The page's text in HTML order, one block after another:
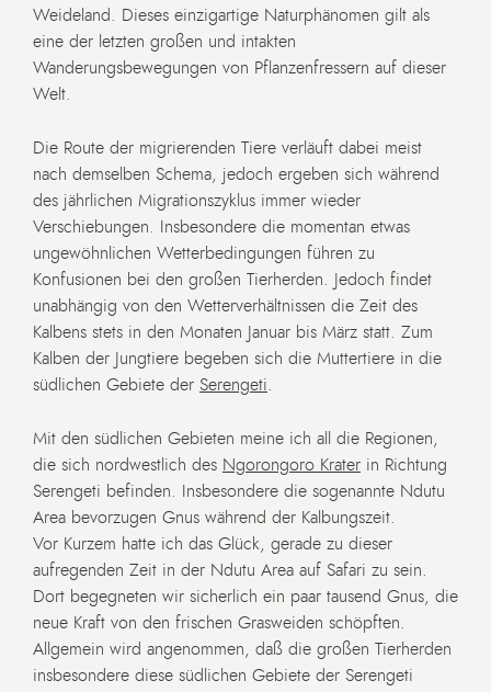
Weideland. Dieses einzigartige Naturphänomen gilt als
eine der letzten großen und intakten
Wanderungsbewegungen von Pflanzenfressern auf dieser
Welt.
Die Route der migrierenden Tiere verläuft dabei meist
nach demselben Schema, jedoch ergeben sich während
des jährlichen Migrationszyklus immer wieder
Verschiebungen. Insbesondere die momentan etwas
ungewöhnlichen Wetterbedingungen führen zu
Konfusionen bei den großen Tierherden. Jedoch findet
unabhängig von den Wetterverhältnissen die Zeit des
Kalbens stets in den Monaten Januar bis März statt. Zum
Kalben der Jungtiere begeben sich die Muttertiere in die
südlichen Gebiete der Serengeti.
Mit den südlichen Gebieten meine ich all die Regionen,
die sich nordwestlich des Ngorongoro Krater in Richtung
Serengeti befinden. Insbesondere die sogenannte Ndutu
Area bevorzugen Gnus während der Kalbungszeit.
Vor Kurzem hatte ich das Glück, gerade zu dieser
aufregenden Zeit in der Ndutu Area auf Safari zu sein.
Dort begegneten wir sicherlich ein paar tausend Gnus, die
neue Kraft von den frischen Grasweiden schöpften.
Allgemein wird angenommen, daß die großen Tierherden
insbesondere diese südlichen Gebiete der Serengeti